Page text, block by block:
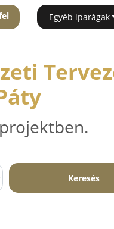
Egyéb iparágak
Keresés